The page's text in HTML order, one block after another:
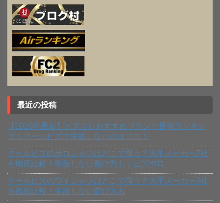
最近の投稿
【2026年最新】ビズポロおすすめブランド最強ランキン
グ！クールビズで失敗しないのはココ！
クールビズのポロシャツはどこで買う？大手メーカー7社
を徹底比較！失敗しない選び方も｜ビズポロ
クールビズのワイシャツはどこで買う？大手メーカー7社
を徹底比較！失敗しない選び方も